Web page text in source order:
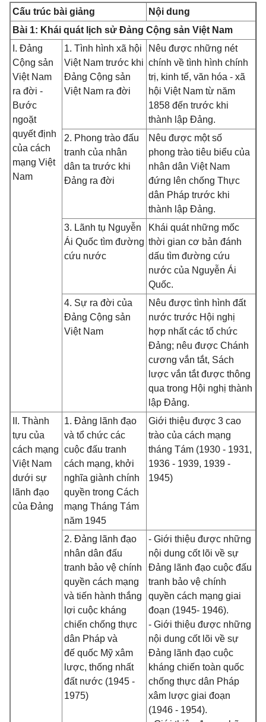
Cấu trúc bài giảng
Nội dung
Bài 1: Khái quát lịch sử Đảng Cộng sản Việt Nam
I. Đảng
Cộng sản
Việt Nam
ra đời -
Bước
ngoặt
quyết định
của cách
mạng Việt
Nam
1. Tình hình xã hội
Việt Nam trước khi
Đảng Cộng sản
Việt Nam ra đời
Nêu được những nét
chính về tình hình chính
trị, kinh tế, văn hóa - xã
hội Việt Nam từ năm
1858 đến trước khi
thành lập Đảng.
2. Phong trào đấu
tranh của nhân
dân ta trước khi
Đảng ra đời
Nêu được một số
phong trào tiêu biểu của
nhân dân Việt Nam
đứng lên chống Thực
dân Pháp trước khi
thành lập Đảng.
3. Lãnh tụ Nguyễn
Ái Quốc tìm đường
cứu nước
Khái quát những mốc
thời gian cơ bản đánh
dấu tìm đường cứu
nước của Nguyễn Ái
Quốc.
4. Sự ra đời của
Đảng Cộng sản
Việt Nam
Nêu được tình hình đất
nước trước Hội nghị
hợp nhất các tổ chức
Đảng; nêu được Chánh
cương vắn tắt, Sách
lược vắn tắt được thông
qua trong Hội nghị thành
lập Đảng.
II. Thành
tựu của
cách mạng
Việt Nam
dưới sự
lãnh đạo
của Đảng
1. Đảng lãnh đạo
và tổ chức các
cuộc đấu tranh
cách mạng, khởi
nghĩa giành chính
quyền trong Cách
mạng Tháng Tám
năm 1945
Giới thiệu được 3 cao
trào của cách mạng
tháng Tám (1930 - 1931,
1936 - 1939, 1939 -
1945)
2. Đảng lãnh đạo
nhân dân đấu
tranh bảo vệ chính
quyền cách mạng
và tiến hành thắng
lợi cuộc kháng
chiến chống thực
dân Pháp và
đế quốc Mỹ xâm
lược, thống nhất
đất nước (1945 -
1975)
- Giới thiệu được những
nội dung cốt lõi về sự
Đảng lãnh đạo cuộc đấu
tranh bảo vệ chính
quyền cách mạng giai
đoạn (1945- 1946).
- Giới thiệu được những
nội dung cốt lõi về sự
Đảng lãnh đạo cuộc
kháng chiến toàn quốc
chống thực dân Pháp
xâm lược giai đoạn
(1946 - 1954).